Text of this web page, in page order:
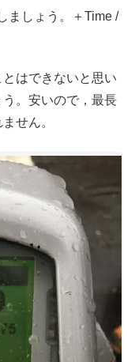
ましょう。＋Time /
はできないと思い
。安いので，最長
せん。